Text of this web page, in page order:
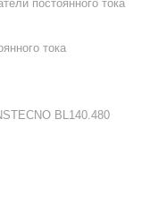
постоянного тока
тока
BL140.480